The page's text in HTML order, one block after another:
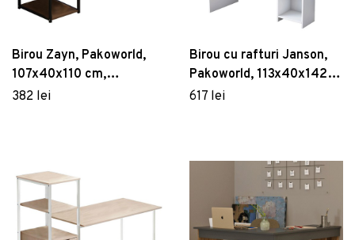
Birou Zayn, Pakoworld,
107x40x110 cm,
metal/MDF, maro/negru
382 lei
Birou cu rafturi Janson,
Pakoworld, 113x40x142
cm, PAL melaminat, alb
617 lei